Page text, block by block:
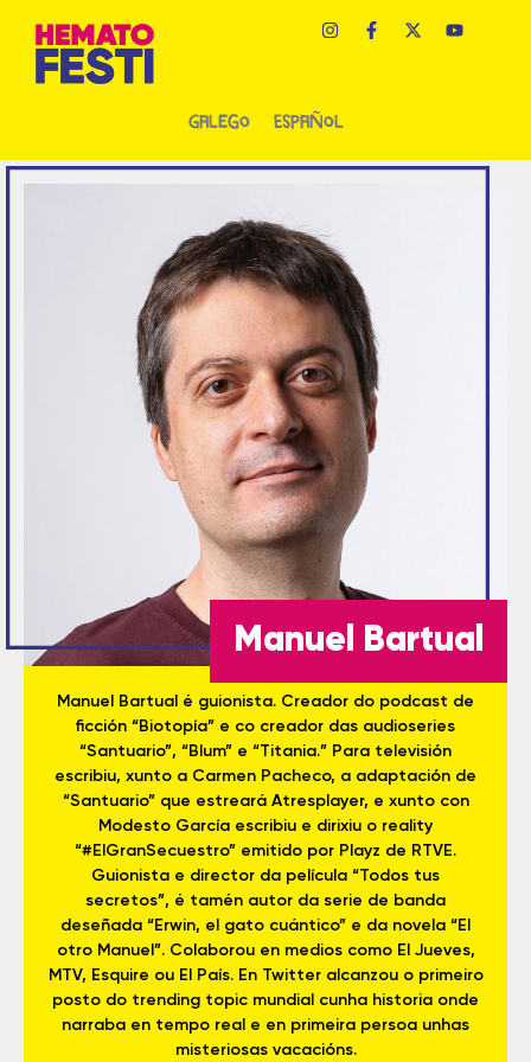
Galego Español
Manuel Bartual
Manuel Bartual é guionista. Creador do podcast de
ficción “Biotopía” e co creador das audioseries
“Santuario”, “Blum” e “Titania.” Para televisión
escribiu, xunto a Carmen Pacheco, a adaptación de
“Santuario” que estreará Atresplayer, e xunto con
Modesto García escribiu e dirixiu o reality
“#ElGranSecuestro” emitido por Playz de RTVE.
Guionista e director da película “Todos tus
secretos”, é tamén autor da serie de banda
deseñada “Erwin, el gato cuántico” e da novela “El
otro Manuel”. Colaborou en medios como El Jueves,
MTV, Esquire ou El País. En Twitter alcanzou o primeiro
posto do trending topic mundial cunha historia onde
narraba en tempo real e en primeira persoa unhas
misteriosas vacacións.